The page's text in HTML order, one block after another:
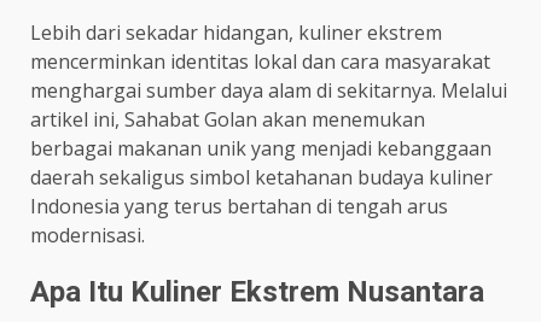
Lebih dari sekadar hidangan, kuliner ekstrem
mencerminkan identitas lokal dan cara masyarakat
menghargai sumber daya alam di sekitarnya. Melalui
artikel ini, Sahabat Golan akan menemukan
berbagai makanan unik yang menjadi kebanggaan
daerah sekaligus simbol ketahanan budaya kuliner
Indonesia yang terus bertahan di tengah arus
modernisasi.
Apa Itu Kuliner Ekstrem Nusantara